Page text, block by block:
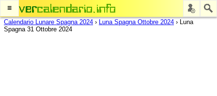
≡
Calendario Lunare Spagna 2024 › Luna Spagna Ottobre 2024 › Luna
Spagna 31 Ottobre 2024